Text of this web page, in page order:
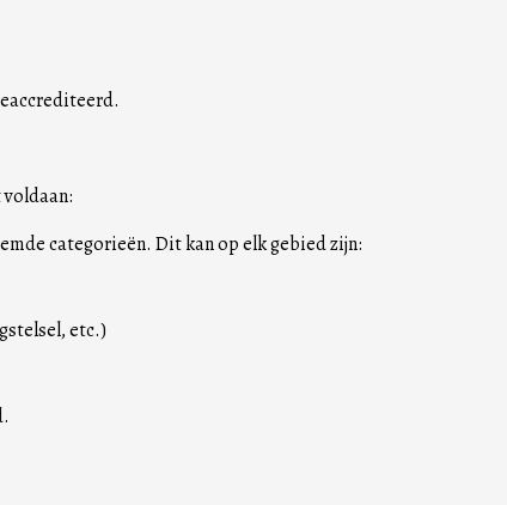
categorieën. Dit kan op elk gebied zijn:
etc.)